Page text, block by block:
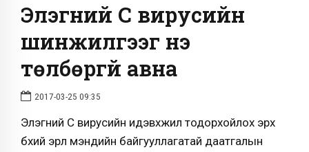
Элэгний С вирусийн
шинжилгээг үнэ
төлбөргүй авна
2017-03-25 09:35
Элэгний С вирусийн идэвхжил тодорхойлох эрх
бүхий эрүүл мэндийн байгууллагатай даатгалын